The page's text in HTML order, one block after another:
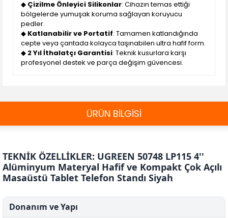
◆ Çizilme Önleyici Silikonlar: Cihazın temas ettiği
bölgelerde yumuşak koruma sağlayan koruyucu
pedler.
◆ Katlanabilir ve Portatif: Tamamen katlandığında
cepte veya çantada kolayca taşınabilen ultra hafif form.
◆ 2 Yıl İthalatçı Garantisi: Teknik kusurlara karşı
profesyonel destek ve parça değişim güvencesi.
ÜRÜN BİLGİSİ
TEKNİK ÖZELLİKLER: UGREEN 50748 LP115 4''
Alüminyum Materyal Hafif ve Kompakt Çok Açılı
Masaüstü Tablet Telefon Standı Siyah
Donanım ve Yapı